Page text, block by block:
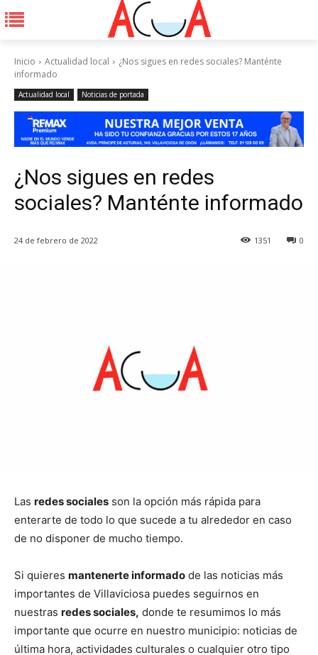
Inicio Actualidad local
¿Nos sigues en redes sociales? Manténte
informado
Actualidad local Noticias de portada
¿Nos sigues en redes
sociales? Manténte informado
24 de febrero de 2022 0
1351
Las redes sociales son la opción más rápida para
enterarte de todo lo que sucede a tu alrededor en caso
de no disponer de mucho tiempo.
Si quieres mantenerte informado de las noticias más
importantes de Villaviciosa puedes seguirnos en
nuestras redes sociales, donde te resumimos lo más
importante que ocurre en nuestro municipio: noticias de
última hora, actividades culturales o cualquier otro tipo